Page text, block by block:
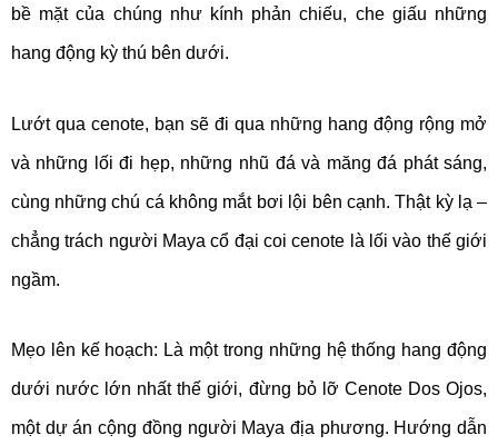
bề mặt của chúng như kính phản chiếu, che giấu những
hang động kỳ thú bên dưới.
Lướt qua cenote, bạn sẽ đi qua những hang động rộng mở
và những lối đi hẹp, những nhũ đá và măng đá phát sáng,
cùng những chú cá không mắt bơi lội bên cạnh. Thật kỳ lạ –
chẳng trách người Maya cổ đại coi cenote là lối vào thế giới
ngầm.
Mẹo lên kế hoạch: Là một trong những hệ thống hang động
dưới nước lớn nhất thế giới, đừng bỏ lỡ Cenote Dos Ojos,
một dự án cộng đồng người Maya địa phương. Hướng dẫn